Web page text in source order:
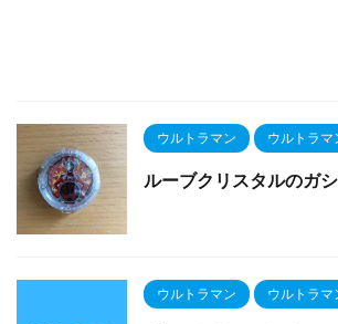
ウルトラマン ウルトラマ
ルーブクリスタルのガ
ウルトラマン ウルトラマ